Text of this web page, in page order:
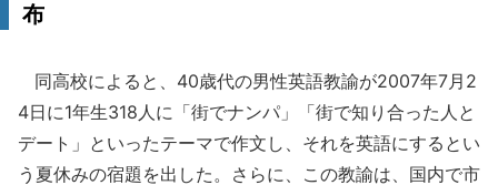
布
同高校によると、40歳代の男性英語教諭が2007年7月2
4日に1年生318人に「街でナンパ」「街で知り合った人と
デート」といったテーマで作文し、それを英語にするとい
う夏休みの宿題を出した。さらに、この教諭は、国内で市